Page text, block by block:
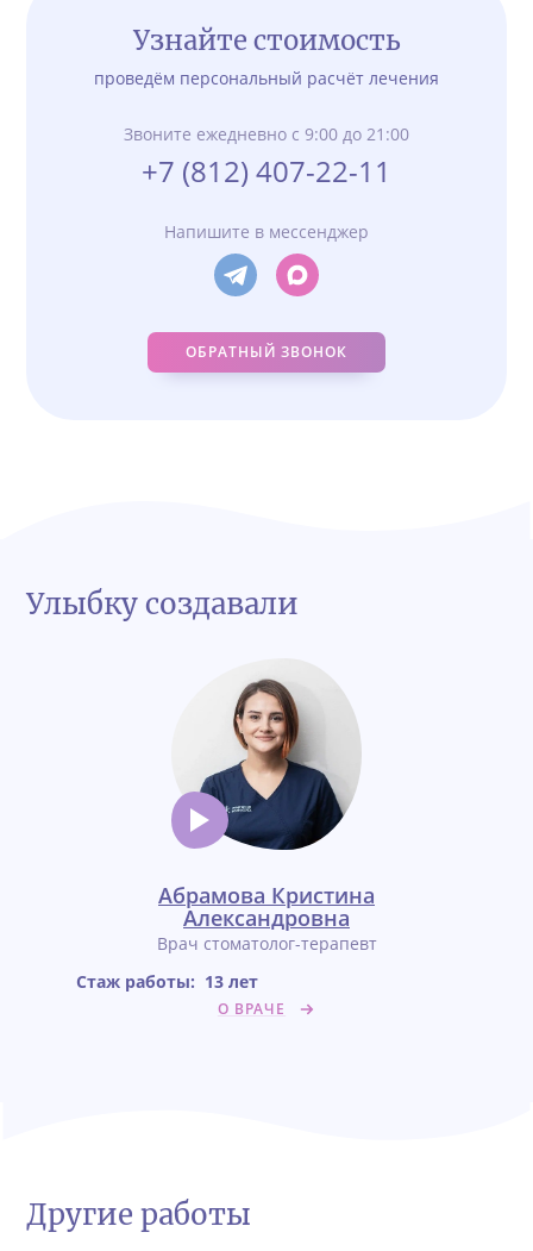
Узнайте стоимость
проведём персональный расчёт лечения
Звоните ежедневно с 9:00 до 21:00
+7 (812) 407-22-11
Напишите в мессенджер
ОБРАТНЫЙ ЗВОНОК
Улыбку создавали
Абрамова Кристина
Александровна
Врач стоматолог-терапевт
Стаж работы: 13 лет
О ВРАЧЕ
Другие работы